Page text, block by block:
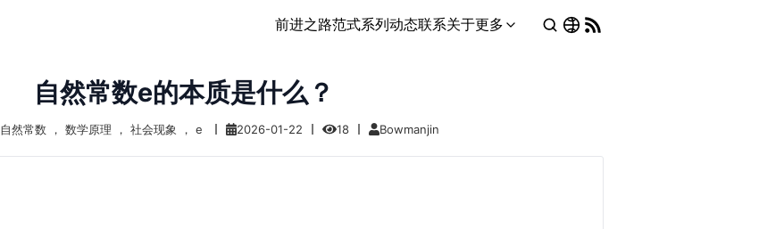
前进之路范式系列动态联系关于更多
自然常数e的本质是什么？
自然常数 ， 数学原理 ， 社会现象 ， e 2026-01-22 18 Bowmanjin